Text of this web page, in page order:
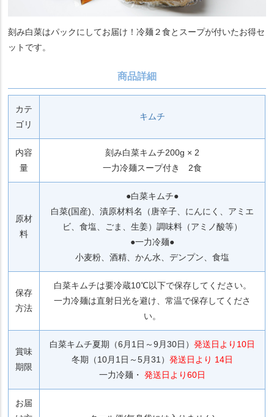
刻み白菜はパックにしてお届け！冷麺２食とスープが付いたお得セ
ットです。
商品詳細
カテ
ゴリ
キムチ
内容
量
刻み白菜キムチ200g × 2
一力冷麺スープ付き 2食
原材
料
●白菜キムチ●
白菜(国産)、漬原材料名（唐辛子、にんにく、アミエ
ビ、食塩、ごま、生姜）調味料（アミノ酸等）
●一力冷麺●
小麦粉、酒精、かん水、デンプン、食塩
保存
方法
白菜キムチは要冷蔵10℃以下で保存してください。
一力冷麺は直射日光を避け、常温で保存してくださ
い。
賞味
期限
白菜キムチ夏期（6月1日～9月30日）発送日より10日
冬期（10月1日～5月31）発送日より 14日
一力冷麺・ 発送日より60日
お届